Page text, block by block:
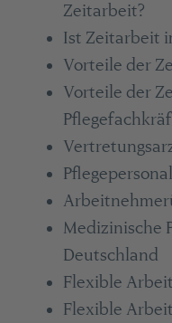
Zeitarbeit?
Ist Zeitarbeit
Vorteile der
Vorteile der
Medizinische
Deutschland
Flexible
Flexible